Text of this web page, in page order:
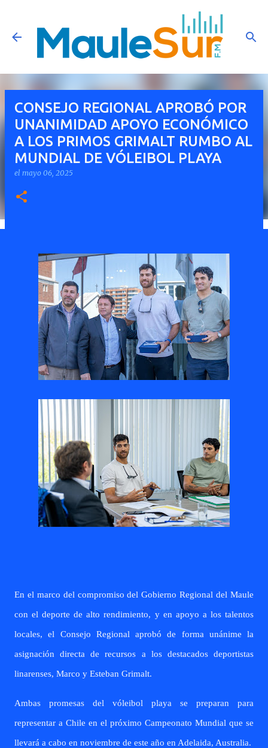
Ir al contenido principal
CONSEJO REGIONAL APROBÓ POR
UNANIMIDAD APOYO ECONÓMICO
A LOS PRIMOS GRIMALT RUMBO AL
MUNDIAL DE VÓLEIBOL PLAYA
el mayo 06, 2025
En el marco del compromiso del Gobierno Regional del Maule
con el deporte de alto rendimiento, y en apoyo a los talentos
locales, el Consejo Regional aprobó de forma unánime la
asignación directa de recursos a los destacados deportistas
linarenses, Marco y Esteban Grimalt.
Ambas promesas del vóleibol playa se preparan para
representar a Chile en el próximo Campeonato Mundial que se
llevará a cabo en noviembre de este año en Adelaida, Australia.